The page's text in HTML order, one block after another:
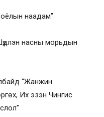
наадам”
насны морьдын
“Жанжин
Их эзэн Чингис